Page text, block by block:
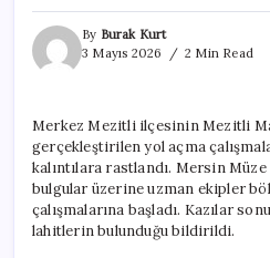
By Burak Kurt
3 Mayıs 2026
2 Min Read
Merkez Mezitli ilçesinin Mezitli
gerçekleştirilen yol açma
kalıntılara rastlandı. Mersin
bulgular üzerine uzman ekipler
çalışmalarına başladı. Kazılar
lahitlerin bulunduğu bildirildi.